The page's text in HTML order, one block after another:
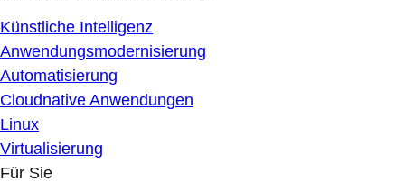
Künstliche Intelligenz
Anwendungsmodernisierung
Automatisierung
Cloudnative Anwendungen
Linux
Virtualisierung
Für Sie